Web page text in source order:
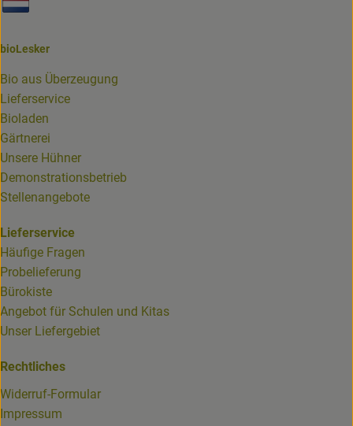
bioLesker
Bio aus Überzeugung
Lieferservice
Bioladen
Gärtnerei
Unsere Hühner
Demonstrationsbetrieb
Stellenangebote
Lieferservice
Häufige Fragen
Probelieferung
Bürokiste
Angebot für Schulen und Kitas
Unser Liefergebiet
Rechtliches
Widerruf-Formular
Impressum